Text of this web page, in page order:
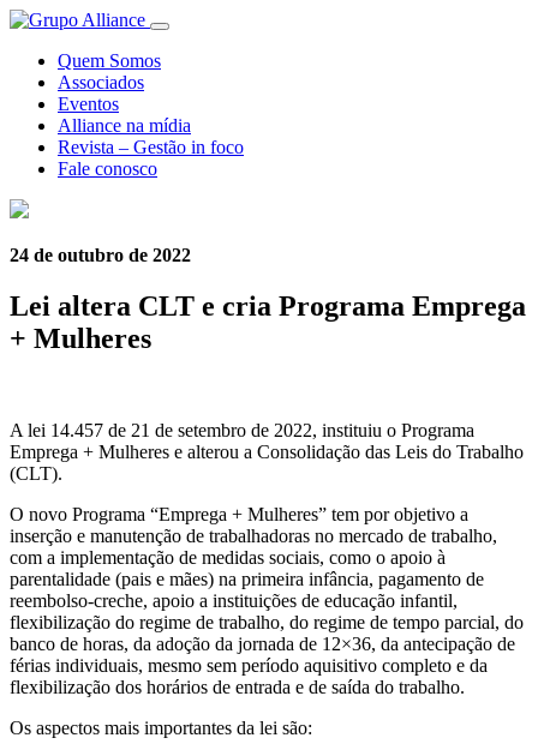
Quem Somos
Associados
Eventos
Alliance na mídia
Revista – Gestão in foco
Fale conosco
24 de outubro de 2022
Lei altera CLT e cria Programa Emprega
+ Mulheres
A lei 14.457 de 21 de setembro de 2022, instituiu o Programa
Emprega + Mulheres e alterou a Consolidação das Leis do Trabalho
(CLT).
O novo Programa “Emprega + Mulheres” tem por objetivo a
inserção e manutenção de trabalhadoras no mercado de trabalho,
com a implementação de medidas sociais, como o apoio à
parentalidade (pais e mães) na primeira infância, pagamento de
reembolso-creche, apoio a instituições de educação infantil,
flexibilização do regime de trabalho, do regime de tempo parcial, do
banco de horas, da adoção da jornada de 12×36, da antecipação de
férias individuais, mesmo sem período aquisitivo completo e da
flexibilização dos horários de entrada e de saída do trabalho.
Os aspectos mais importantes da lei são: